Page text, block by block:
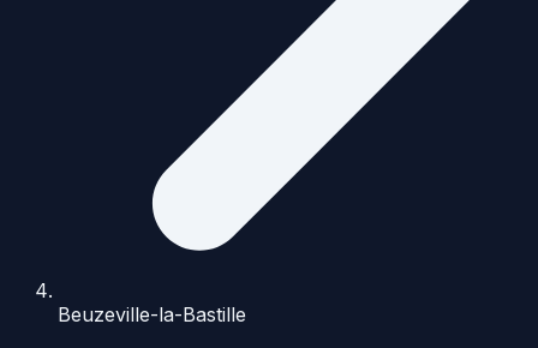
Beuzeville-la-Bastille